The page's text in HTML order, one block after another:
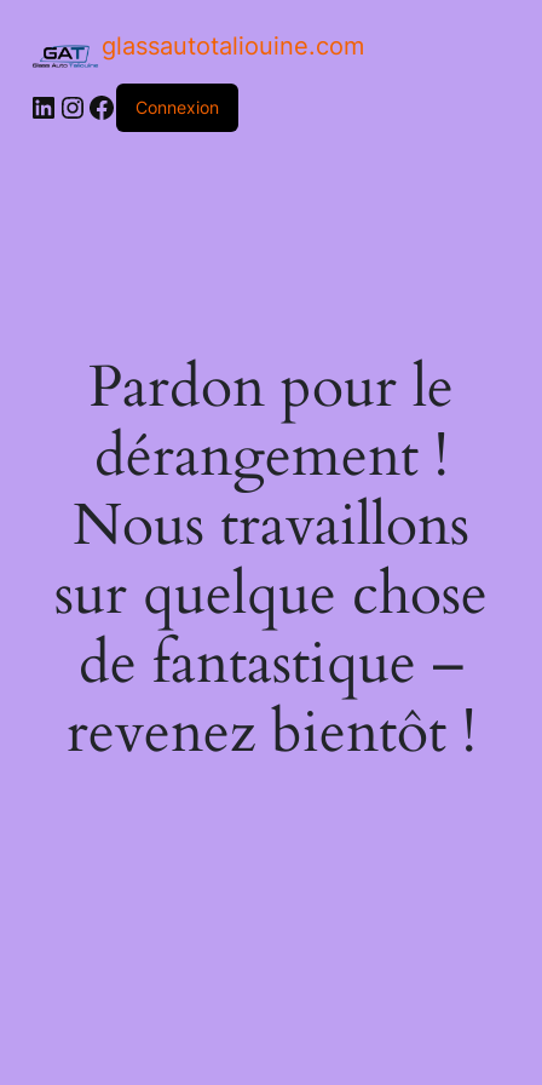
glassautotaliouine.com
Connexion
Pardon pour le
dérangement !
Nous travaillons
sur quelque chose
de fantastique –
revenez bientôt !